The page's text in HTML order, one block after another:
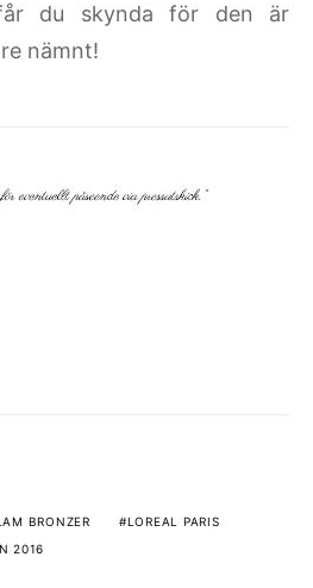
du skynda för den är
nämnt!
BRONZER
LOREAL PARIS
2016